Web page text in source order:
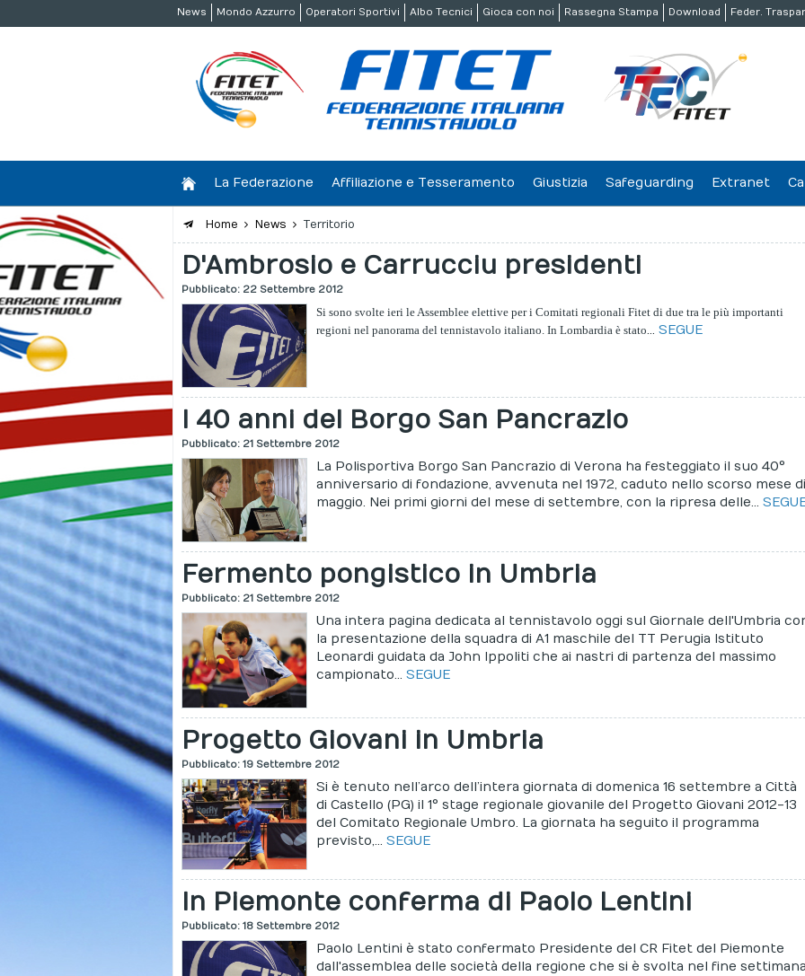
News Mondo Azzurro Operatori Sportivi Albo Tecnici Gioca con noi Rassegna Stampa Download Feder.
La Federazione Affiliazione e Tesseramento Giustizia Safeguarding Extranet
Home News Territorio
D'Ambrosio e Carrucciu presidenti
Pubblicato: 22 Settembre 2012
Si sono svolte ieri le Assemblee elettive per i Comitati regionali Fitet di due tra le più importanti
regioni nel panorama del tennistavolo italiano. In Lombardia è stato...SEGUE
I 40 anni del Borgo San Pancrazio
Pubblicato: 21 Settembre 2012
La Polisportiva Borgo San Pancrazio di Verona ha festeggiato il suo 40°
anniversario di fondazione, avvenuta nel 1972, caduto nello scorso mese
maggio. Nei primi giorni del mese di settembre, con la ripresa delle...
Fermento pongistico in Umbria
Pubblicato: 21 Settembre 2012
Una intera pagina dedicata al tennistavolo oggi sul Giornale dell'Umbria
la presentazione della squadra di A1 maschile del TT Perugia Istituto
Leonardi guidata da John Ippoliti che ai nastri di partenza del massimo
campionato...SEGUE
Progetto Giovani in Umbria
Pubblicato: 19 Settembre 2012
Si è tenuto nell’arco dell’intera giornata di domenica 16 settembre a Città
di Castello (PG) il 1° stage regionale giovanile del Progetto Giovani 2012-13
del Comitato Regionale Umbro. La giornata ha seguito il programma
previsto,...SEGUE
In Piemonte conferma di Paolo Lentini
Pubblicato: 18 Settembre 2012
Paolo Lentini è stato confermato Presidente del CR Fitet del Piemonte
dall'assemblea delle società della regione che si è svolta nel fine